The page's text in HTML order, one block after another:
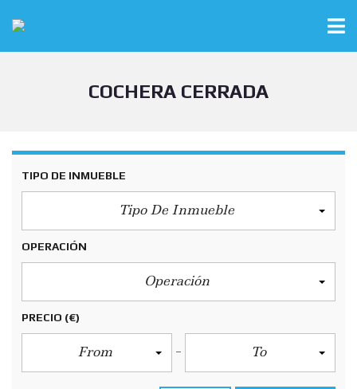
COCHERA CERRADA
TIPO DE INMUEBLE
Tipo De Inmueble
OPERACIÓN
Operación
PRECIO (€)
From To